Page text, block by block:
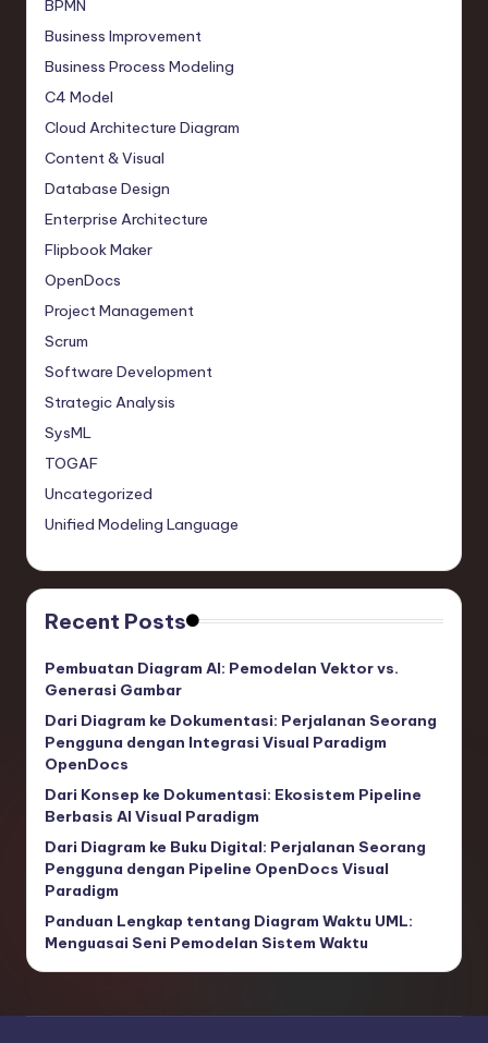
BPMN
Business Improvement
Business Process Modeling
C4 Model
Cloud Architecture Diagram
Content & Visual
Database Design
Enterprise Architecture
Flipbook Maker
OpenDocs
Project Management
Scrum
Software Development
Strategic Analysis
SysML
TOGAF
Uncategorized
Unified Modeling Language
Recent Posts
Pembuatan Diagram AI: Pemodelan Vektor vs.
Generasi Gambar
Dari Diagram ke Dokumentasi: Perjalanan Seorang
Pengguna dengan Integrasi Visual Paradigm
OpenDocs
Dari Konsep ke Dokumentasi: Ekosistem Pipeline
Berbasis AI Visual Paradigm
Dari Diagram ke Buku Digital: Perjalanan Seorang
Pengguna dengan Pipeline OpenDocs Visual
Paradigm
Panduan Lengkap tentang Diagram Waktu UML:
Menguasai Seni Pemodelan Sistem Waktu